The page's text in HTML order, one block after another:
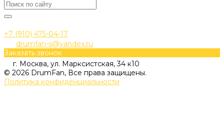
+7 (910) 475-04-17
drumfan-s@yandex.ru
Заказать звонок
г. Москва, ул. Марксистская, 34 к10
© 2026 DrumFan, Все права защищены.
Политика конфиденциальности